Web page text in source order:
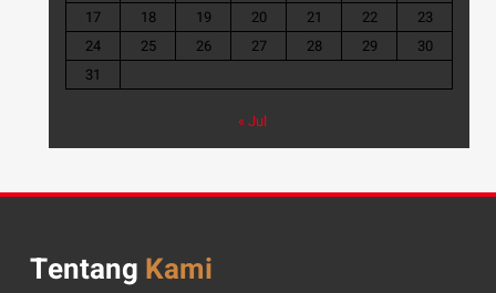
17
18 19 20 21 22
23
24
25 26 27 28 29
30
31
« Jul
Tentang Kami